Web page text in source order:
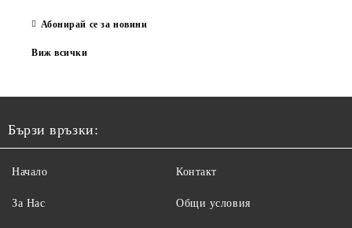
Абонирай се за новини
Виж всички
Бързи връзки:
Начало
За Нас
Контакт
Общи условия